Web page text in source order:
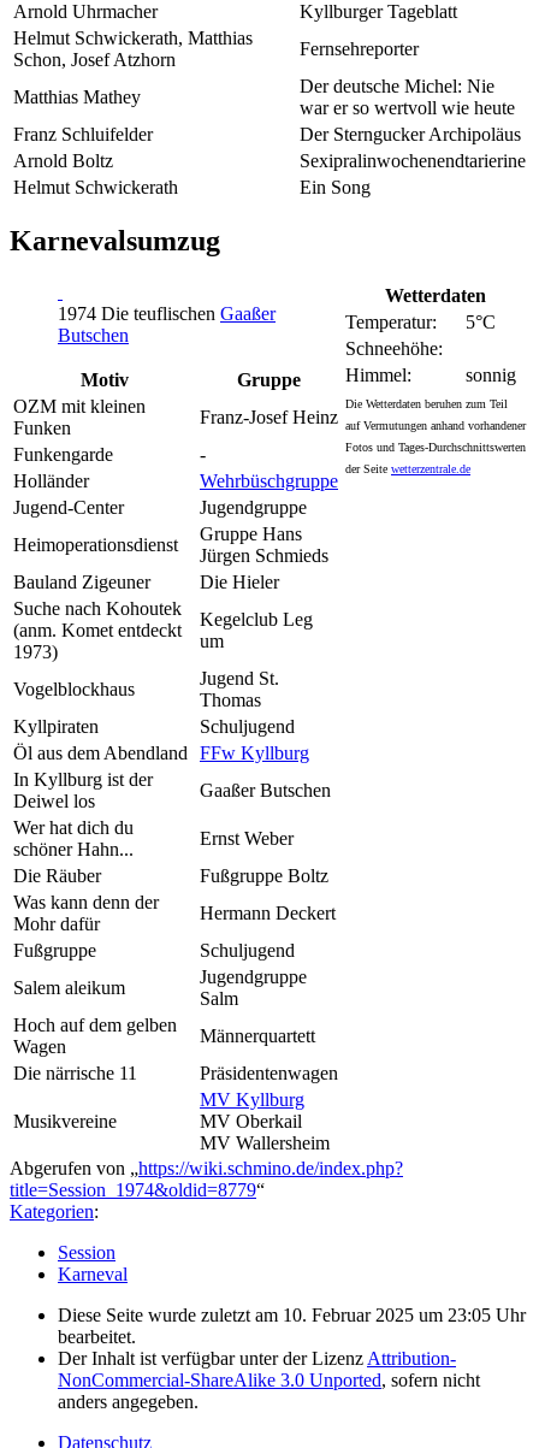
Arnold Uhrmacher
Kyllburger Tageblatt
Helmut Schwickerath, Matthias
Schon, Josef Atzhorn
Fernsehreporter
Matthias Mathey
Der deutsche Michel: Nie
war er so wertvoll wie heute
Franz Schluifelder
Der Sterngucker Archipoläus
Arnold Boltz
Sexipralinwochenendtarierine
Helmut Schwickerath
Ein Song
Karnevalsumzug
Wetterdaten
Temperatur:
5°C
Schneehöhe:
Himmel:
sonnig
Die Wetterdaten beruhen zum Teil
auf Vermutungen anhand vorhandener
Fotos und Tages-Durchschnittswerten
der Seite wetterzentrale.de
1974 Die teuflischen Gaaßer
Butschen
Motiv
Gruppe
OZM mit kleinen
Funken
Franz-Josef Heinz
Funkengarde
-
Holländer
Wehrbüschgruppe
Jugend-Center
Jugendgruppe
Heimoperationsdienst
Gruppe Hans
Jürgen Schmieds
Bauland Zigeuner
Die Hieler
Suche nach Kohoutek
(anm. Komet entdeckt
1973)
Kegelclub Leg
um
Vogelblockhaus
Jugend St.
Thomas
Kyllpiraten
Schuljugend
Öl aus dem Abendland
FFw Kyllburg
In Kyllburg ist der
Deiwel los
Gaaßer Butschen
Wer hat dich du
schöner Hahn...
Ernst Weber
Die Räuber
Fußgruppe Boltz
Was kann denn der
Mohr dafür
Hermann Deckert
Fußgruppe
Schuljugend
Salem aleikum
Jugendgruppe
Salm
Hoch auf dem gelben
Wagen
Männerquartett
Die närrische 11
Präsidentenwagen
Musikvereine
MV Kyllburg
MV Oberkail
MV Wallersheim
Abgerufen von „https://wiki.schmino.de/index.php?
title=Session_1974&oldid=8779“
Kategorien:
Session
Karneval
Diese Seite wurde zuletzt am 10. Februar 2025 um 23:05 Uhr
bearbeitet.
Der Inhalt ist verfügbar unter der Lizenz Attribution-
NonCommercial-ShareAlike 3.0 Unported, sofern nicht
anders angegeben.
Datenschutz